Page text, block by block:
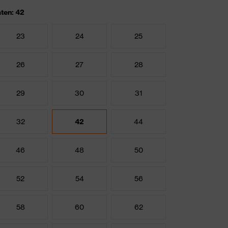
42
23 24 25
26 27 28
29 30 31
32 42 44
46 48 50
52 54 56
58 60 62